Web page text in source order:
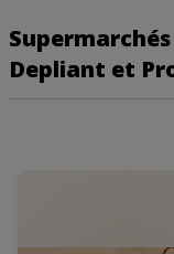
Depliant et